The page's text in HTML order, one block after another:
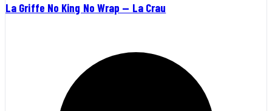
La Griffe No King No Wrap — La Crau